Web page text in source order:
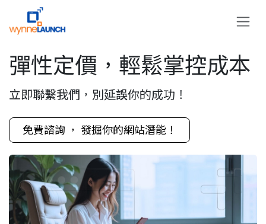
Skip to Content
立即聯繫我們，別延誤你的成功！​
彈性定價，輕鬆掌控成本
免費諮詢 ， 發掘你的網站​​​​​​​​潛能！